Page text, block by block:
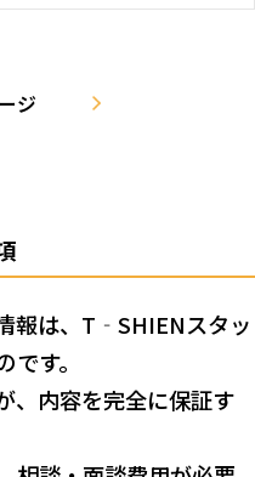
ジ
報は、T‐SHIENスタッ
す。
、内容を完全に保証す